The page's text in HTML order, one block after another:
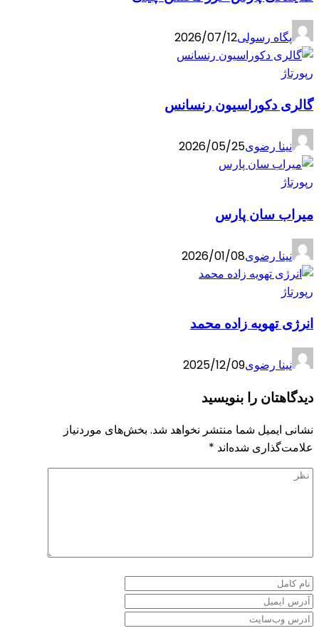
پگاه رسولی2026/07/12
رپورتاژ
گالری دکوراسیون رنسانس
نینا رضوی2026/05/25
رپورتاژ
میراب سان پارس
نینا رضوی2026/01/08
رپورتاژ
انرژی تهویه زاده محمد
نینا رضوی2025/12/09
دیدگاهتان را بنویسید
نشانی ایمیل شما منتشر نخواهد شد. بخش‌های موردنیاز
علامت‌گذاری شده‌اند *